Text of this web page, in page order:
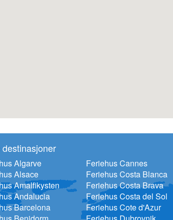
destinasjoner
Algarve
Alsace
Amalfikysten
Andalucia
Barcelona
Feriehus Cannes
Feriehus Costa Blanca
Feriehus Costa Brava
Feriehus Costa del Sol
Feriehus Cote d'Azur